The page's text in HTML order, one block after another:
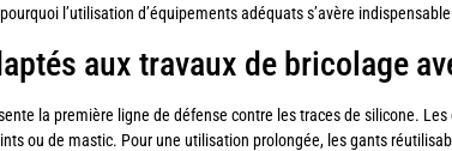
l’utilisation d’équipements adéquats s’avère
aux travaux de bricolage
la première ligne de défense contre les traces de silicone.
ou de mastic. Pour une utilisation prolongée, les gants